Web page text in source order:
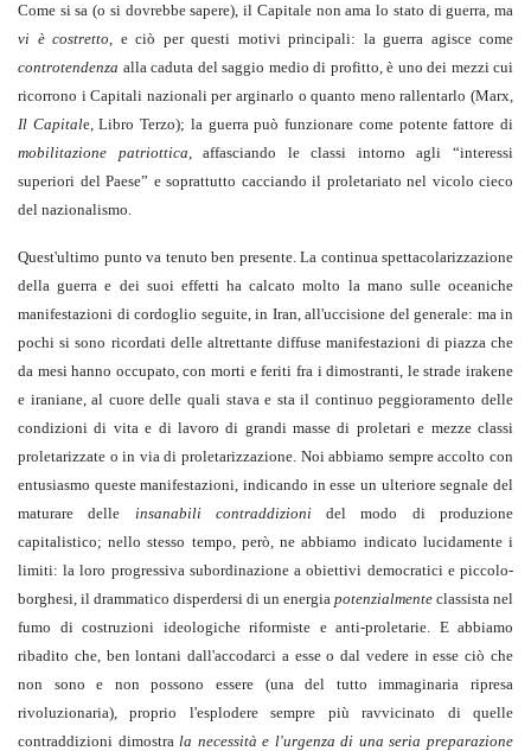
Come si sa (o si dovrebbe sapere), il Capitale non ama lo stato di guerra, ma
vi è costretto, e ciò per questi motivi principali: la guerra agisce come
controtendenza alla caduta del saggio medio di profitto, è uno dei mezzi cui
ricorrono i Capitali nazionali per arginarlo o quanto meno rallentarlo (Marx,
Il Capitale, Libro Terzo); la guerra può funzionare come potente fattore di
mobilitazione patriottica, affasciando le classi intorno agli “interessi
superiori del Paese” e soprattutto cacciando il proletariato nel vicolo cieco
del nazionalismo.
Quest'ultimo punto va tenuto ben presente. La continua spettacolarizzazione
della guerra e dei suoi effetti ha calcato molto la mano sulle oceaniche
manifestazioni di cordoglio seguite, in Iran, all'uccisione del generale: ma in
pochi si sono ricordati delle altrettante diffuse manifestazioni di piazza che
da mesi hanno occupato, con morti e feriti fra i dimostranti, le strade irakene
e iraniane, al cuore delle quali stava e sta il continuo peggioramento delle
condizioni di vita e di lavoro di grandi masse di proletari e mezze classi
proletarizzate o in via di proletarizzazione. Noi abbiamo sempre accolto con
entusiasmo queste manifestazioni, indicando in esse un ulteriore segnale del
maturare delle insanabili contraddizioni del modo di produzione
capitalistico; nello stesso tempo, però, ne abbiamo indicato lucidamente i
limiti: la loro progressiva subordinazione a obiettivi democratici e piccolo-
borghesi, il drammatico disperdersi di un energia potenzialmente classista nel
fumo di costruzioni ideologiche riformiste e anti-proletarie. E abbiamo
ribadito che, ben lontani dall'accodarci a esse o dal vedere in esse ciò che
non sono e non possono essere (una del tutto immaginaria ripresa
rivoluzionaria), proprio l'esplodere sempre più ravvicinato di quelle
contraddizioni dimostrala necessità e l'urgenza di una seria preparazione